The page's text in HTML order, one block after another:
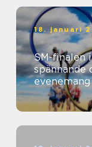
18. januari
SM-finalen
spännande